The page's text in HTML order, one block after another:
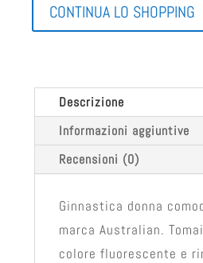
CONTINUA LO SHOPPING
Descrizione
Informazioni aggiuntive
Recensioni (0)
Ginnastica donna
marca Australian.
colore fluorescente e